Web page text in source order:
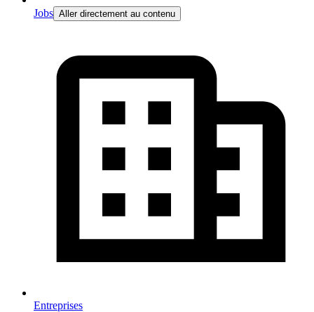
Jobs Aller directement au contenu
Entreprises